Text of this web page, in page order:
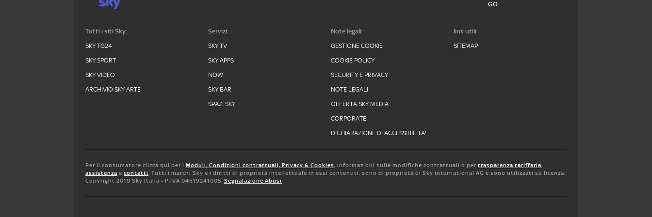
GO
Tutti i siti Sky:
SKY TG24
SKY SPORT
SKY VIDEO
ARCHIVIO SKY ARTE
Servizi:
SKY TV
SKY APPS
NOW
SKY BAR
SPAZI SKY
Note legali:
GESTIONE COOKIE
COOKIE POLICY
SECURITY E PRIVACY
NOTE LEGALI
OFFERTA SKY MEDIA
CORPORATE
DICHIARAZIONE DI ACCESSIBILITA'
link utili
SITEMAP
Per il consumatore clicca qui per i Moduli, Condizioni contrattuali, Privacy & Cookies, informazioni sulle modifiche contrattuali o per trasparenza tariffaria,
assistenza e contatti. Tutti i marchi Sky e i diritti di proprietà intellettuale in essi contenuti, sono di proprietà di Sky international AG e sono utilizzati su licenza.
Copyright 2019 Sky Italia - P.IVA 04619241005. Segnalazione Abusi